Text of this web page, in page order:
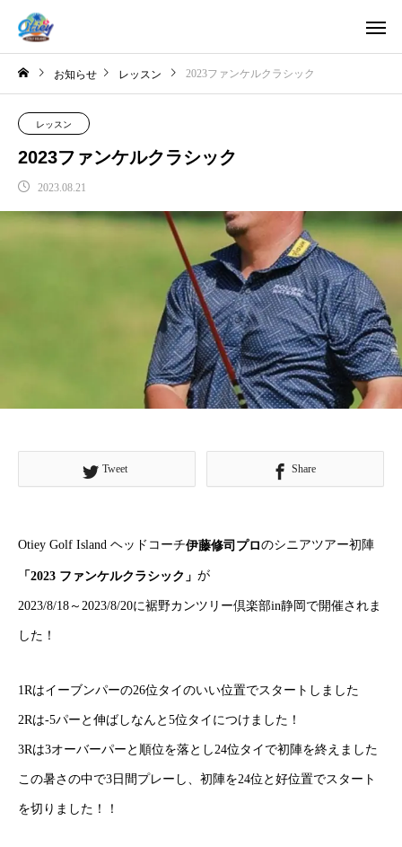
お知らせ レッスン 2023ファンケルクラシック
レッスン
2023ファンケルクラシック
2023.08.21
Tweet Share
Otiey Golf Island ヘッドコーチ伊藤修司プロのシニアツアー初陣
「2023 ファンケルクラシック」 が
2023/8/18～2023/8/20に裾野カンツリー倶楽部in静岡で開催されま
した！
1Rはイーブンパーの26位タイのいい位置でスタートしました
2Rは-5パーと伸ばしなんと5位タイにつけました！
3Rは3オーバーパーと順位を落とし24位タイで初陣を終えました
この暑さの中で3日間プレーし、初陣を24位と好位置でスタート
を切りました！！